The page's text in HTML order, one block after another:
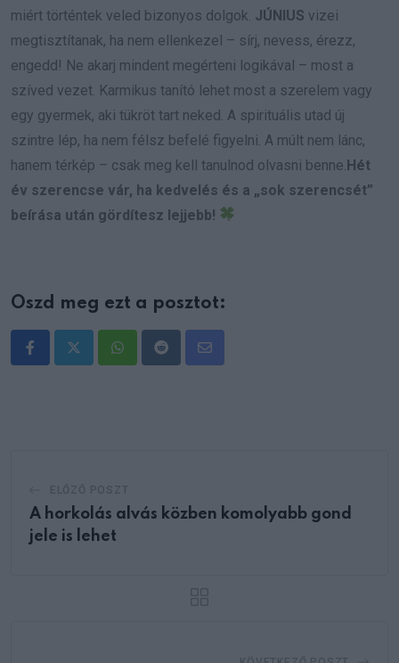
miért történtek veled bizonyos dolgok. JÚNIUS vizei
megtisztítanak, ha nem ellenkezel – sírj, nevess, érezz,
engedd! Ne akarj mindent megérteni logikával – most a
szíved vezet. Karmikus tanító lehet most a szerelem vagy
egy gyermek, aki tükröt tart neked. A spirituális utad új
szintre lép, ha nem félsz befelé figyelni. A múlt nem lánc,
hanem térkép – csak meg kell tanulnod olvasni benne. Hét
év szerencse vár, ha kedvelés és a „sok szerencsét”
beírása után gördítesz lejjebb!
Oszd meg ezt a posztot:
WhatsappRedditShare
A horkolás alvás közben komolyabb gond
jele is lehet